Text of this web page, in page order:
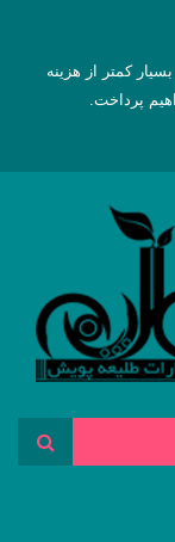
کمتر از هزینه
پرداخت.